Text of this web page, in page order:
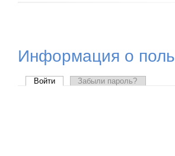
Информация о
Главные вкладки
Войти (активная вкладка)
Забыли пароль?